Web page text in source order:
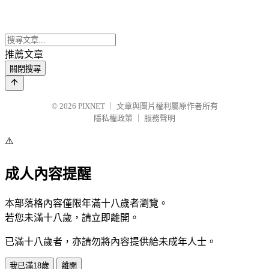
推薦文章
關閉搜尋
© 2026 PIXNET
文章與圖片權利屬原作者所有
隱私權政策
服務聲明
⚠️
成人內容提醒
本部落格內容僅限年滿十八歲者瀏覽。
若您未滿十八歲，請立即離開。
已滿十八歲者，亦請勿將內容提供給未成年人士。
我已滿18歲 離開